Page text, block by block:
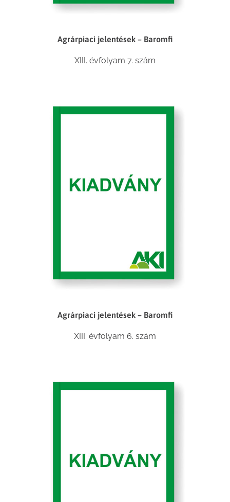
Agrárpiaci jelentések – Baromfi
XIII. évfolyam 7. szám
Agrárpiaci jelentések – Baromfi
XIII. évfolyam 6. szám